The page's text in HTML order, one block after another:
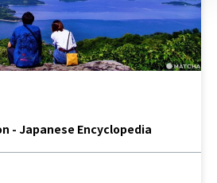
- Japanese Encyclopedia